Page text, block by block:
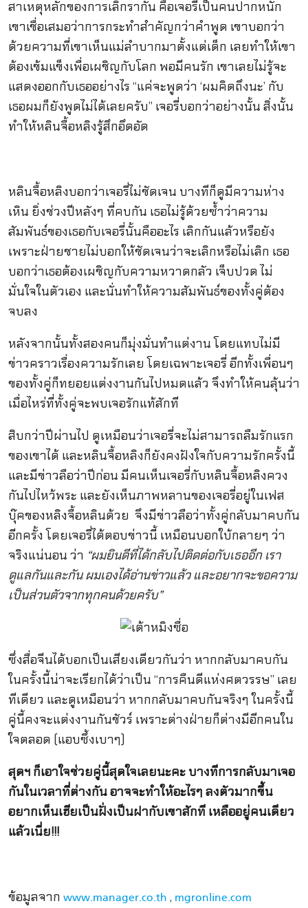
สาเหตุหลักของการเลิกรากัน คือเจอรี่เป็นคนปากหนัก
เขาเชื่อเสมอว่าการกระทำสำคัญกว่าคำพูด เขาบอกว่า
ด้วยความที่เขาเห็นแม่ลำบากมาตั้งแต่เด็ก เลยทำให้เขา
ต้องเข้มแข็งเพื่อเผชิญกับโลก พอมีคนรัก เขาเลยไม่รู้จะ
แสดงออกกับเธออย่างไร “แค่จะพูดว่า ‘ผมคิดถึงนะ’ กับ
เธอผมก็ยังพูดไม่ได้เลยครับ” เจอรี่บอกว่าอย่างนั้น สิ่งนั้น
ทำให้หลินจื้อหลิงรู้สึกอึดอัด
หลินจื้อหลิงบอกว่าเจอรี่ไม่ชัดเจน บางทีก็ดูมีความห่าง
เหิน ยิ่งช่วงปีหลังๆ ที่คบกัน เธอไม่รู้ด้วยซ้ำว่าความ
สัมพันธ์ของเธอกับเจอรี่นั้นคืออะไร เลิกกันแล้วหรือยัง
เพราะฝ่ายชายไม่บอกให้ชัดเจนว่าจะเลิกหรือไม่เลิก เธอ
บอกว่าเธอต้องเผชิญกับความหวาดกลัว เจ็บปวด ไม่
มั่นใจในตัวเอง และนั่นทำให้ความสัมพันธ์ของทั้งคู่ต้อง
จบลง
หลังจากนั้นทั้งสองคนก็มุ่งมั่นทำแต่งาน โดยแทบไม่มี
ข่าวคราวเรื่องความรักเลย โดยเฉพาะเจอรี่ อีกทั้งเพื่อนๆ
ของทั้งคู่ก็ทยอยแต่งงานกันไปหมดแล้ว จึงทำให้คนลุ้นว่า
เมื่อไหร่ที่ทั้งคู่จะพบเจอรักแท้สักที
สิบกว่าปีผ่านไป ดูเหมือนว่าเจอรี่จะไม่สามารถลืมรักแรก
ของเขาได้ และหลินจื้อหลิงก็ยังคงฝังใจกับความรักครั้งนี้
และมีข่าวลือว่าปีก่อน มีคนเห็นเจอรี่กับหลินจื้อหลิงควง
กันไปไหว้พระ และยังเห็นภาพหลานของเจอรี่อยู่ในเฟส
บุ๊คของหลิงจื้อหลินด้วย จึงมีข่าวลือว่าทั้งคู่กลับมาคบกัน
อีกครั้ง โดยเจอรี่ได้ตอบข่าวนี้ เหมือนบอกใบ้กลายๆ ว่า
จริงแน่นอน ว่า “ผมยินดีที่ได้กลับไปติดต่อกับเธออีก เรา
ดูแลกันและกัน ผมเองได้อ่านข่าวแล้ว และอยากจะขอความ
เป็นส่วนตัวจากทุกคนด้วยครับ”
ซึ่งสื่อจีนได้บอกเป็นเสียงเดียวกันว่า หากกลับมาคบกัน
ในครั้งนี้น่าจะเรียกได้ว่าเป็น “การคืนดีแห่งศตวรรษ” เลย
ทีเดียว และดูเหมือนว่า หากกลับมาคบกันจริงๆ ในครั้งนี้
คู่นี้คงจะแต่งงานกันชัวร์ เพราะต่างฝ่ายก็ต่างมีอีกคนใน
ใจตลอด (แอบซึ้งเบาๆ)
สุดฯ ก็เอาใจช่วยคู่นี้สุดใจเลยนะคะ บางทีการกลับมาเจอ
กันในเวลาที่ต่างกัน อาจจะทำให้อะไรๆ ลงตัวมากขึ้น
อยากเห็นเฮียเป็นฝั่งเป็นฝากับเขาสักที เหลืออยู่คนเดียว
แล้วเนี่ย!!!
ข้อมูลจาก www.manager.co.th , mgronline.com